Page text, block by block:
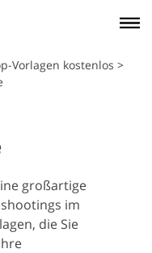
Vorlagen kostenlos >
großartige
im
die Sie